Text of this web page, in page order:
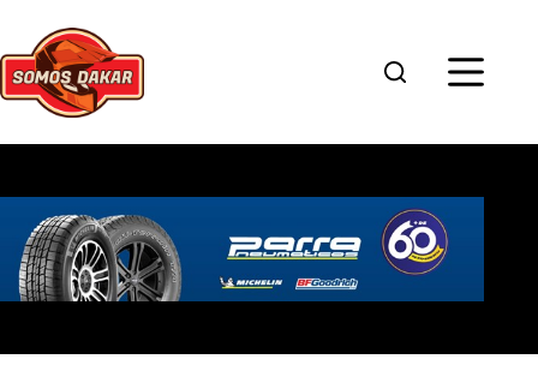
contenido